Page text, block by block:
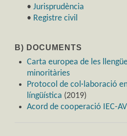
• Jurisprudència
• Registre civil
B) DOCUMENTS
Carta europea de les
minoritàries
Protocol de col·laboració
língüística (2019)
Acord de cooperació IEC-